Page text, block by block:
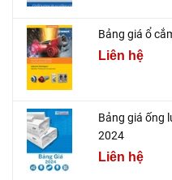
Bảng giá ổ
Liên hệ
Bảng giá ống
2024
Liên hệ